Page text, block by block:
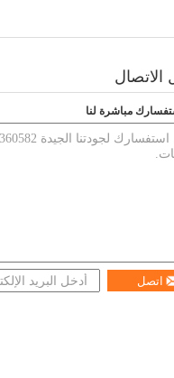
الاتصال
مباشرة لنا
اتصل